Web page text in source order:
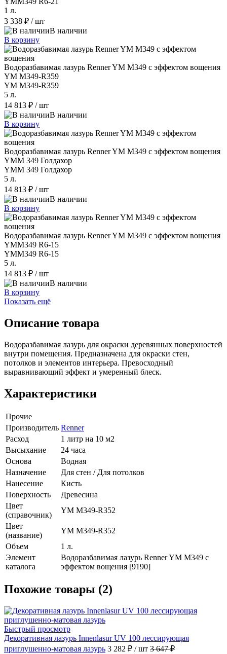
1 л.
3 338 ₽ / шт
В наличии
В корзину
Водоразбавимая лазурь Renner YM M349 с эффектом вощения
YM M349-R359
YM M349-R359
5 л.
14 813 ₽ / шт
В наличии
В корзину
Водоразбавимая лазурь Renner YM M349 с эффектом вощения
YMM 349 Голдахор
YMM 349 Голдахор
5 л.
14 813 ₽ / шт
В наличии
В корзину
Водоразбавимая лазурь Renner YM M349 с эффектом вощения
YMM349 R6-15
YMM349 R6-15
5 л.
14 813 ₽ / шт
В наличии
В корзину
Показать ещё
Описание товара
Водоразбавимая лазурь для окраски деревянных поверхностей
внутри помещения. Предназначена для окраски стен,
потолков и элементов интерьера. Превосходный
выравнивающий эффект и умеренный блеск.
Характеристики
Прочие
Производитель Renner
Расход
1 литр на 10 м2
Высыхание
24 часа
Основа
Водная
Назначение
Для стен / Для потолков
Нанесение
Кисть
Поверхность
Древесина
Цвет
(справочник)
YM M349-R352
Цвет
(название)
YM M349-R352
Объем
1 л.
Элемент
каталога
Водоразбавимая лазурь Renner YM M349 с
эффектом вощения [9190]
Похожие товары (2)
Быстрый просмотр
Декоративная лазурь Innenlasur UV 100 лессирующая
приглушенно-матовая лазурь 3 282 ₽ / шт 3 647 ₽